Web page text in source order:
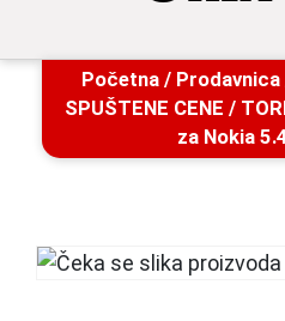
Početna / Prodavnica
SPUŠTENE CENE /
za Nokia